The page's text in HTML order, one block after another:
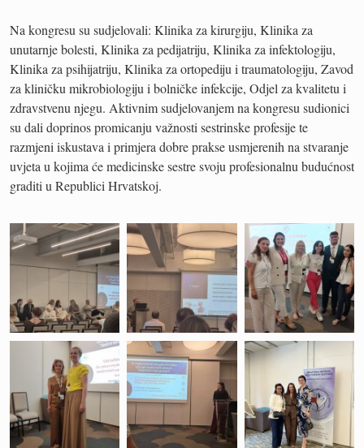
Na kongresu su sudjelovali: Klinika za kirurgiju, Klinika za
unutarnje bolesti, Klinika za pedijatriju, Klinika za infektologiju,
Klinika za psihijatriju, Klinika za ortopediju i traumatologiju, Zavod
za kliničku mikrobiologiju i bolničke infekcije, Odjel za kvalitetu i
zdravstvenu njegu. Aktivnim sudjelovanjem na kongresu sudionici
su dali doprinos promicanju važnosti sestrinske profesije te
razmjeni iskustava i primjera dobre prakse usmjerenih na stvaranje
uvjeta u kojima će medicinske sestre svoju profesionalnu budućnost
graditi u Republici Hrvatskoj.